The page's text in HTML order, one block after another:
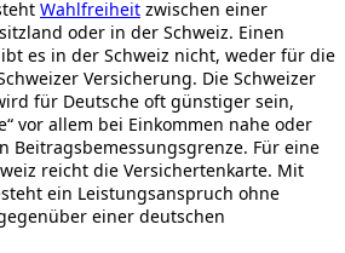
Wahlfreiheit zwischen einer
oder in der Schweiz. Einen
es in der Schweiz nicht, weder für die
Versicherung. Die Schweizer
für Deutsche oft günstiger sein,
vor allem bei Einkommen nahe oder
Beitragsbemessungsgrenze. Für eine
reicht die Versichertenkarte. Mit
ein Leistungsanspruch ohne
einer deutschen